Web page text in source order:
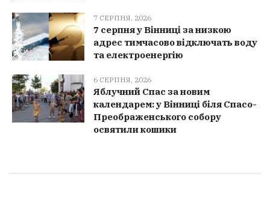
7 СЕРПНЯ, 2026
7 серпня у Вінниці за низкою
адрес тимчасово відключать воду
та електроенергію
6 СЕРПНЯ, 2026
Яблучний Спас за новим
календарем: у Вінниці біля Спасо-
Преображенського собору
освятили кошики